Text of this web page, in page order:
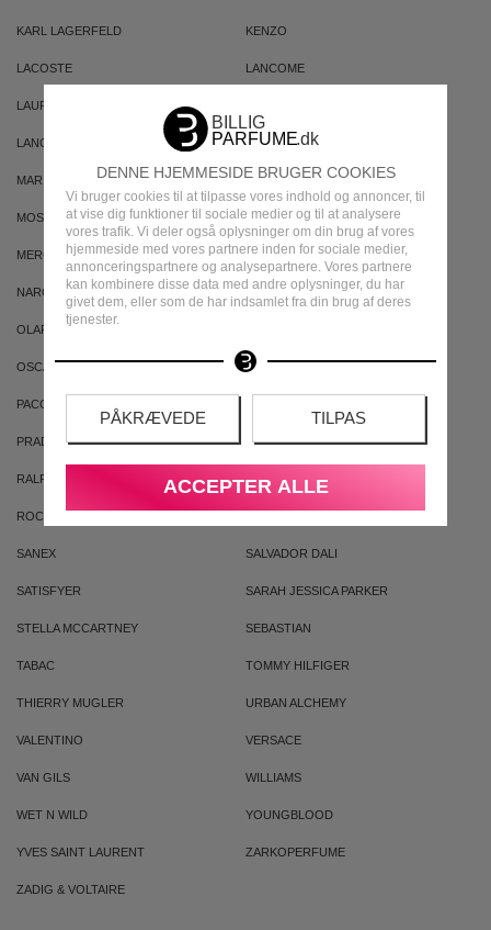
DENNE HJEMMESIDE BRUGER COOKIES
Vi bruger cookies til at tilpasse vores indhold og annoncer, til
at vise dig funktioner til sociale medier og til at analysere
vores trafik. Vi deler også oplysninger om din brug af vores
hjemmeside med vores partnere inden for sociale medier,
annonceringspartnere og analysepartnere. Vores partnere
kan kombinere disse data med andre oplysninger, du har
givet dem, eller som de har indsamlet fra din brug af deres
tjenester.
PÅKRÆVEDE TILPAS
ACCEPTER ALLE
KARL LAGERFELD KENZO
LACOSTE LANCOME
LAURA BIAGIOTTI
LANCASTER MARC JACOBS
MARIA NILA MICHAEL KORS
MOSCHINO MONCLER
MERCEDES M2 BEAUTE
NARCISO RODRIGUEZ NINA RICCI
OLAPLEX
OSCAR DE LA RENTA PAUL SMITH
PACO RABANNE
PRADA PORSCHE
RALPH LAUREN ROBERTO CAVALLI
ROCHAS
SANEX SALVADOR DALI
SATISFYER SARAH JESSICA PARKER
STELLA MCCARTNEY SEBASTIAN
TABAC TOMMY HILFIGER
THIERRY MUGLER URBAN ALCHEMY
VALENTINO VERSACE
VAN GILS WILLIAMS
WET N WILD YOUNGBLOOD
YVES SAINT LAURENT ZARKOPERFUME
ZADIG & VOLTAIRE